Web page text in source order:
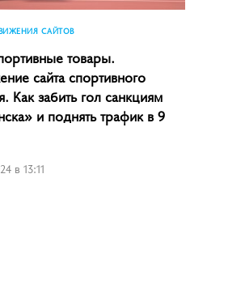
САЙТОВ
товары.
сайта спортивного
Как забить гол санкциям
и поднять трафик в 9
в 13:11